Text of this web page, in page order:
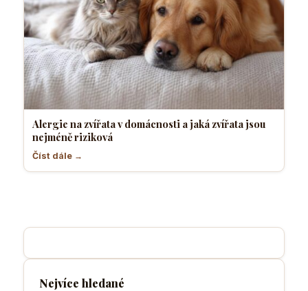
Alergie na zvířata v domácnosti a jaká zvířata jsou
nejméně riziková
Číst dále →
Nejvíce hledané